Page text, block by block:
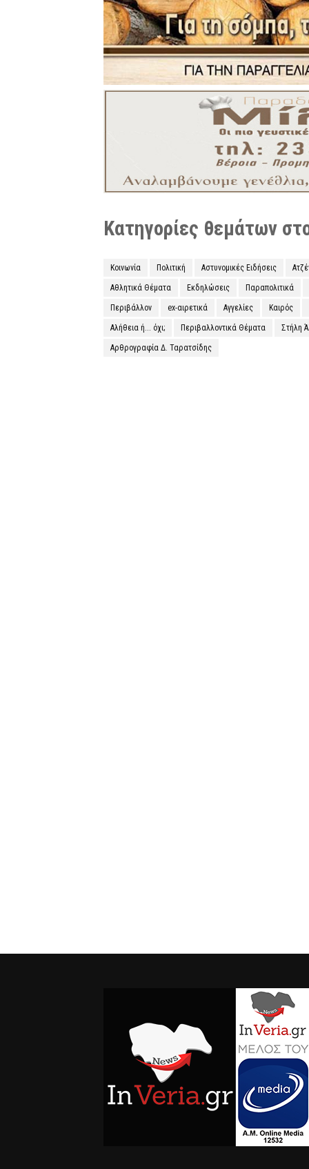
Κατηγορίες θεμάτων
Κοινωνία Πολιτική Αστυνομικές Ειδήσεις
Αθλητικά Θέματα Εκδηλώσεις Παραπολιτικά
Περιβάλλον ex-αιρετικά Αγγελίες Καιρός
Αλήθεια ή... όχι; Περιβαλλοντικά Θέματα Στήλη
Αρθρογραφία Δ. Ταρατσίδης